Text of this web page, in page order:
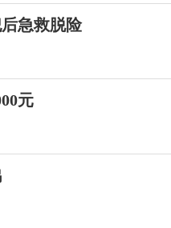
急救脱险
元